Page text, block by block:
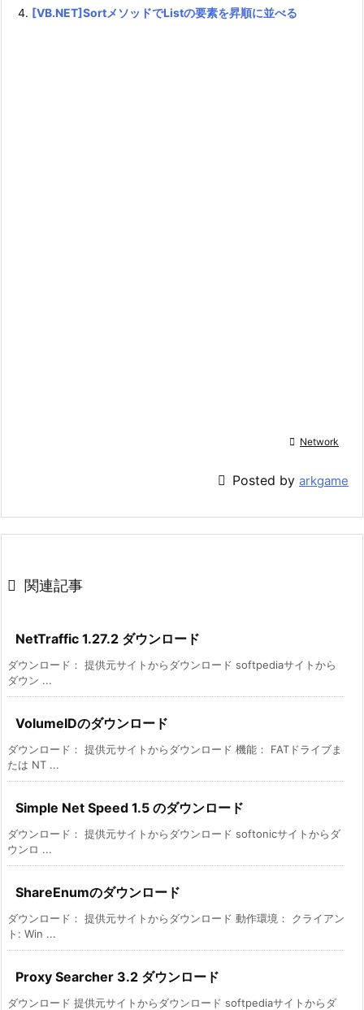
[VB.NET]SortメソッドでListの要素を昇順に並べる
 Network
 Posted by arkgame
 関連記事
NetTraffic 1.27.2 ダウンロード
ダウンロード： 提供元サイトからダウンロード softpediaサイトから
ダウン ...
VolumeIDのダウンロード
ダウンロード： 提供元サイトからダウンロード 機能： FATドライブま
たは NT ...
Simple Net Speed 1.5 のダウンロード
ダウンロード： 提供元サイトからダウンロード softonicサイトからダ
ウンロ ...
ShareEnumのダウンロード
ダウンロード： 提供元サイトからダウンロード 動作環境： クライアン
ト: Win ...
Proxy Searcher 3.2 ダウンロード
ダウンロード 提供元サイトからダウンロード softpediaサイトからダ